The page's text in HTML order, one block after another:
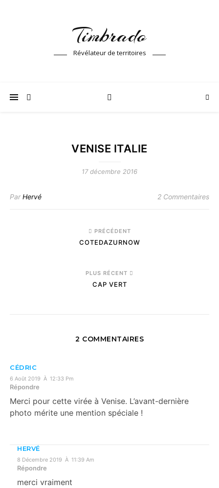
Timbrado
Révélateur de territoires
VENISE ITALIE
17 décembre 2016
ParHervé 2 Commentaires
PRÉCÉDENT
COTEDAZURNOW
PLUS RÉCENT
CAP VERT
2 COMMENTAIRES
CÉDRIC
6 Août 2019 À 12:33 Pm
Répondre
Merci pour cette virée à Venise. L’avant-dernière
photo mérite une mention spéciale !
HERVÉ
8 Décembre 2019 À 11:39 Am
Répondre
merci vraiment